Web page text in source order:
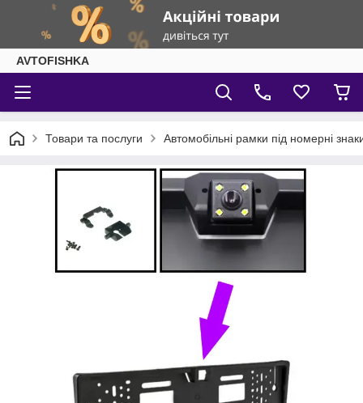
AVTOFISHKA
Товари та послуги Автомобільні рамки під номерні